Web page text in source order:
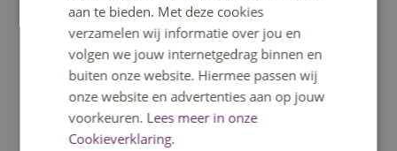
aan te bieden. Met deze cookies
verzamelen wij informatie over jou en
volgen we jouw internetgedrag binnen en
buiten onze website. Hiermee passen wij
onze website en advertenties aan op jouw
voorkeuren. Lees meer in onze
Cookieverklaring.